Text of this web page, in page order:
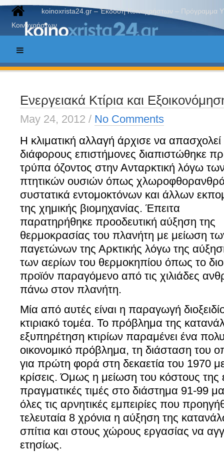
koinoxrista24.gr – Έκδοση Κοινοχρήστων – Πρόγραμμα
Κοινοχρήστων
Ενεργειακά Κτίρια και
May 24, 2012/ No Comments
Η κλιματική αλλαγή άρχισε να
διάφορους επιστήμονες διαπιστώθηκε
τρύπα όζοντος στην Ανταρκτική λόγω
πτητικών ουσιών όπως
συστατικά εντομοκτόνων και άλλων
της χημικής βιομηχανίας. Έπειτα
παρατηρήθηκε προοδευτική αύξηση της
θερμοκρασίας του πλανήτη με μείωση
παγετώνων της Αρκτικής λόγω της
των αερίων του θερμοκηπίου όπως το
προϊόν παραγόμενο από τις χιλιάδες
πάνω στον πλανήτη.
Μία από αυτές είναι η παραγωγή
κτιριακό τομέα. Το πρόβλημα της
εξυπηρέτηση κτιρίων παραμένει ένα
οικονομικό πρόβλημα, τη διάσταση του
για πρώτη φορά στη δεκαετία του 1970
κρίσεις. Όμως η μείωση του κόστους της
πραγματικές τιμές στο διάστημα 91-99
όλες τις αρνητικές εμπειρίες που
τελευταία 8 χρόνια η αύξηση της
σπίτια και στους χώρους εργασίας να
ετησίως.